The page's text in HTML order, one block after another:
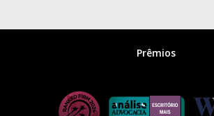
Prêmios